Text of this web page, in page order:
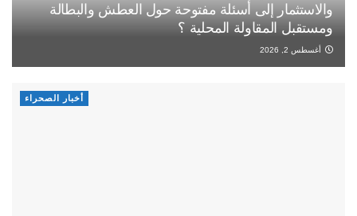
والاستثمار إلى أسئلة مفتوحة حول العطش والبطالة
ومستقبل المقاولة المحلية ؟
أغسطس 2, 2026
أخبار الصحراء